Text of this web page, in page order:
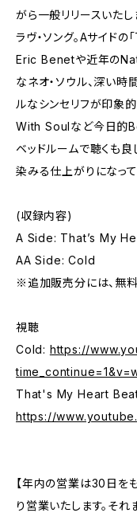
がら一般リリースいた
ラヴ・ソング。Aサイド
Eric Benetや近年の
なネオ・ソウル、深い時
ルなシンセリフが印象
With Soulなど今日的
ベッドルームで聴くも
染みる仕上がりになって
(収録内容)
A Side: That’s My
AA Side: Cold
※追加販売分には、無料
視聴
Cold: https://
That's My Heart
https://
【年内の営業は30日を
り営業いたします。そ